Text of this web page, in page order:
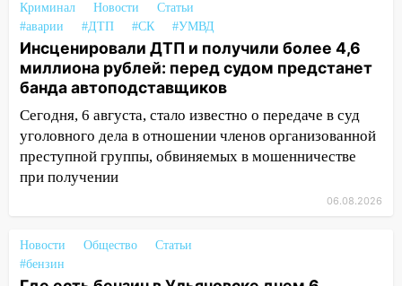
прибыль, а кому — испытания на
прочность
05.08.2026
22:58 Соцсети: на проспекте Тюленева
ДТП с мотоциклистом
20:22 Мошенники обманули 92-летнюю
жительницу Ульяновской области
18:14
Криминал Новости
Статьи
#аварии
#ДТП #СК #УМВД
Инсценировали ДТП и получили более 4,6
миллиона рублей: перед судом предстанет
банда автоподставщиков
Сегодня, 6 августа, стало известно о передаче в суд
уголовного дела в отношении членов организованной
преступной группы, обвиняемых в мошенничестве
при получении
06.08.2026
Новости Общество
Статьи
#бензин